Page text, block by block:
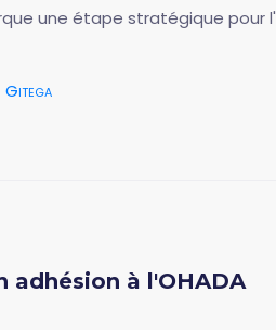
une étape stratégique pour
Gitega
adhésion à l'OHADA